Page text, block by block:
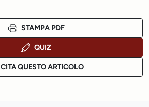
STAMPA PDF
QUIZ
CITA QUESTO ARTICOLO